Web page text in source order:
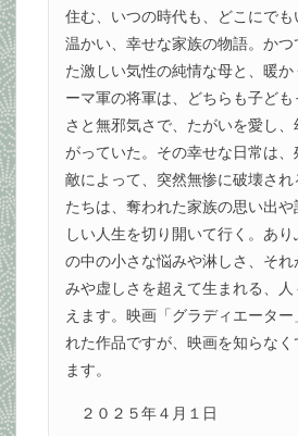
住む、いつの時代も、どこにで
温かい、幸せな家族の物語。かつ
た激しい気性の純情な母と、暖
ーマ軍の将軍は、どちらも子ど
さと無邪気さで、たがいを愛し
がっていた。その幸せな日常は
敵によって、突然無惨に破壊さ
たちは、奪われた家族の思い出
しい人生を切り開いて行く。あ
の中の小さな悩みや淋しさ、それ
みや虚しさを超えて生まれる、
えます。映画「グラディエーター
れた作品ですが、映画を知らな
ます。
２０２５年４月１日